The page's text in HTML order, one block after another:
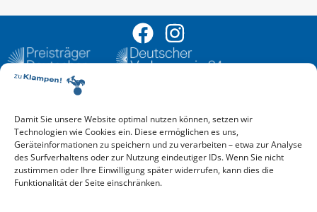
Damit Sie unsere Website optimal nutzen können, setzen wir
Technologien wie Cookies ein. Diese ermöglichen es uns,
Geräteinformationen zu speichern und zu verarbeiten – etwa zur Analyse
des Surfverhaltens oder zur Nutzung eindeutiger IDs. Wenn Sie nicht
zustimmen oder Ihre Einwilligung später widerrufen, kann dies die
Funktionalität der Seite einschränken.
Aktuelle Vorschau
Entdecken Sie das aktuelle zu-Klampen!-Verlagsprogramm.
Hier finden Sie die Verlagsvorschau – einfach direkt online
reinlesen oder herunterladen.
Download: Vorschau zu Klampen! Herbst 2026
Mehr aktuelle Vorschauen ansehen